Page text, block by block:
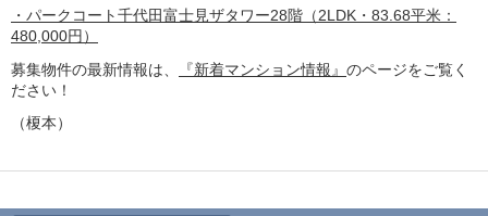
・パークコート千代田富士見ザタワー28階（2LDK・83.68平米：
480,000円）
募集物件の最新情報は、
『新着マンション情報』 のページをご覧く
ださい！
（榎本）